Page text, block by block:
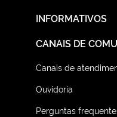
INFORMATIVOS
CANAIS DE
Canais de
Ouvidoria
Perguntas